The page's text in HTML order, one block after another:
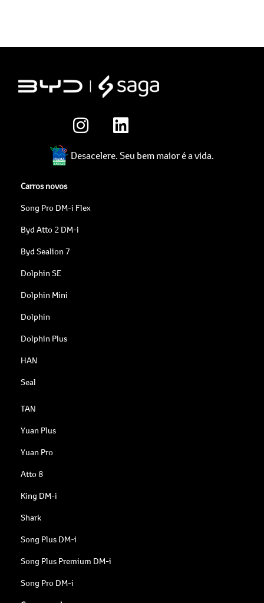
Desacelere. Seu bem maior é a vida.
Carros novos
Song Pro DM-i Flex
Byd Atto 2 DM-i
Byd Sealion 7
Dolphin SE
Dolphin Mini
Dolphin
Dolphin Plus
HAN
Seal
TAN
Yuan Plus
Yuan Pro
Atto 8
King DM-i
Shark
Song Plus DM-i
Song Plus Premium DM-i
Song Pro DM-i